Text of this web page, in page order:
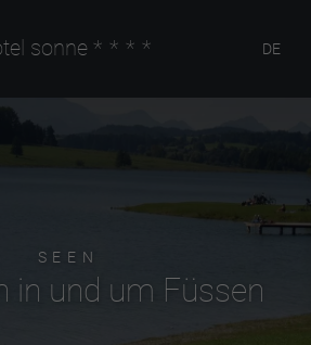
sonne **** DE
SEEN
in und um Füssen